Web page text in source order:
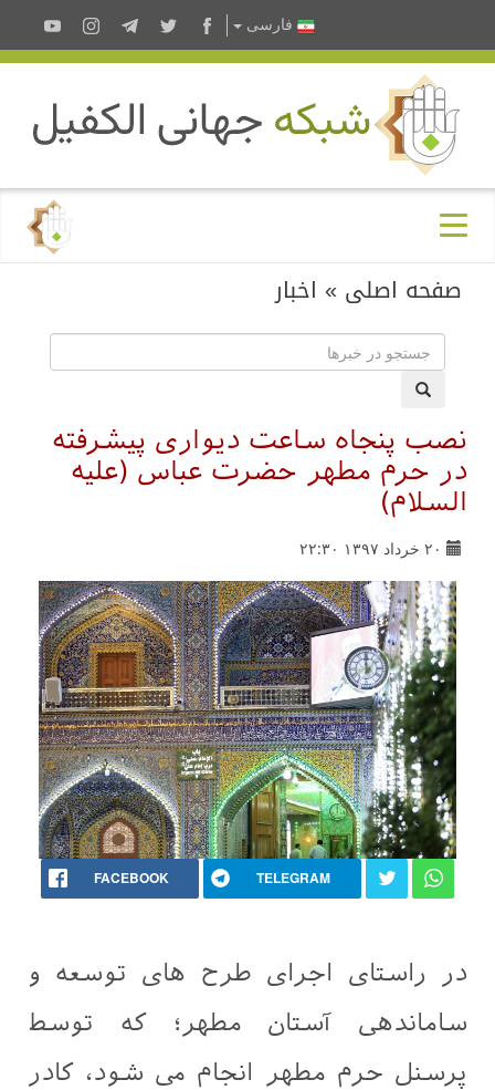
فارسى
صفحه اصلی » اخبار
نصب پنجاه ساعت دیواری پیشرفته
در حرم مطهر حضرت عباس (علیه
السلام)
۲۰ خرداد ۱۳۹۷ ۲۲:۳۰
FACEBOOK TELEGRAM
در راستای اجرای طرح های توسعه و
ساماندهی آستان مطهر؛ که توسط
پرسنل حرم مطهر انجام می شود، کادر